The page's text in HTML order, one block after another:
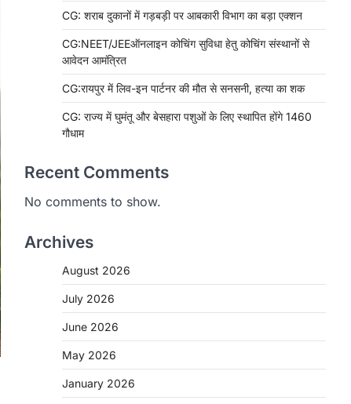
CG: शराब दुकानों में गड़बड़ी पर आबकारी विभाग का बड़ा एक्शन
CG:NEET/JEEऑनलाइन कोचिंग सुविधा हेतु कोचिंग संस्थानों से
आवेदन आमंत्रित
CG:रायपुर में लिव-इन पार्टनर की मौत से सनसनी, हत्या का शक
CG: राज्य में घुमंतू और बेसहारा पशुओं के लिए स्थापित होंगे 1460
गौधाम
Recent Comments
No comments to show.
Archives
August 2026
July 2026
June 2026
May 2026
January 2026